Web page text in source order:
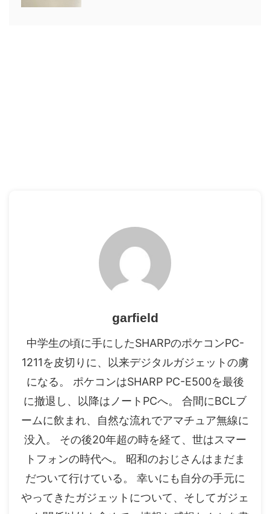
garfield
中学生の頃に手にしたSHARPのポケコンPC-
1211を皮切りに、以来デジタルガジェットの虜
になる。 ポケコンはSHARP PC-E500を最後
に撤退し、以降はノートPCへ。 合間にBCLブ
ームに飲まれ、自然な流れでアマチュア無線に
没入。 その後20年超の時を経て、世はスマー
トフォンの時代へ。 昭和のおじさんはまだま
だついて行けている。 幸いにも自分の手元に
やってきたガジェットについて、そしてガジェ